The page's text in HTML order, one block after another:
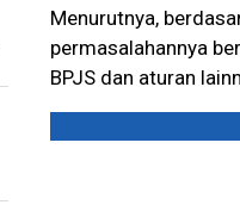
Menurutnya,
permasalahannya
BPJS dan aturan